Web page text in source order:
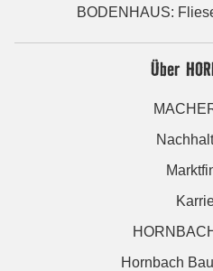
BODENHAUS:
Über
Hornbach